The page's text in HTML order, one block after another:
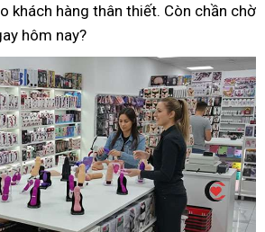
khách hàng thân thiết. Còn chần chờ
hôm nay?